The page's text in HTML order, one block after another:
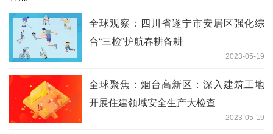
全球观察：四川省遂宁市安居区强化综
合“三检”护航春耕备耕
2023-05-19
全球聚焦：烟台高新区：深入建筑工地
开展住建领域安全生产大检查
2023-05-19